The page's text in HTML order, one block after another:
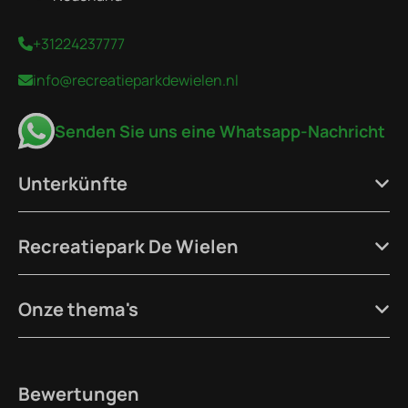
+31224237777
info@recreatieparkdewielen.nl
Senden Sie uns eine Whatsapp-Nachricht
Unterkünfte
Recreatiepark De Wielen
Onze thema's
Bewertungen